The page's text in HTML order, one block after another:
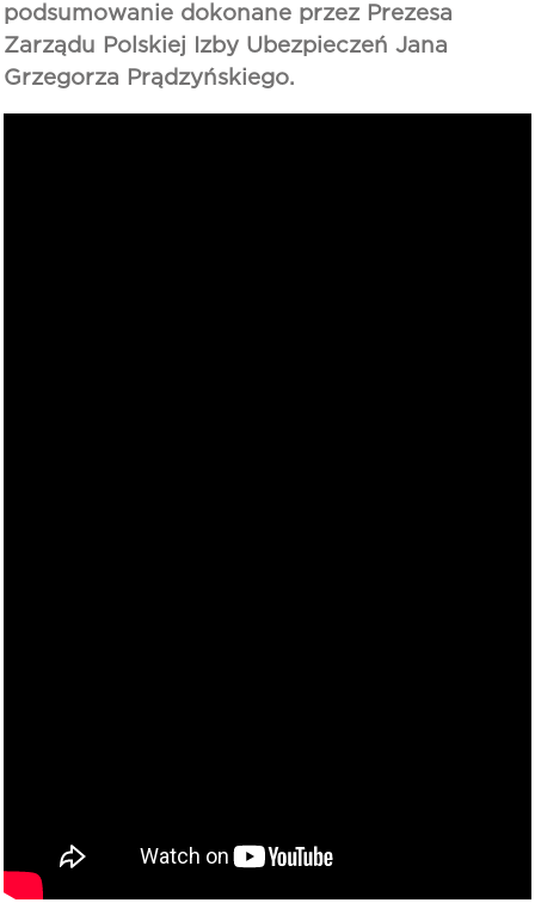
podsumowanie dokonane przez Prezesa
Zarządu Polskiej Izby Ubezpieczeń Jana
Grzegorza Prądzyńskiego.